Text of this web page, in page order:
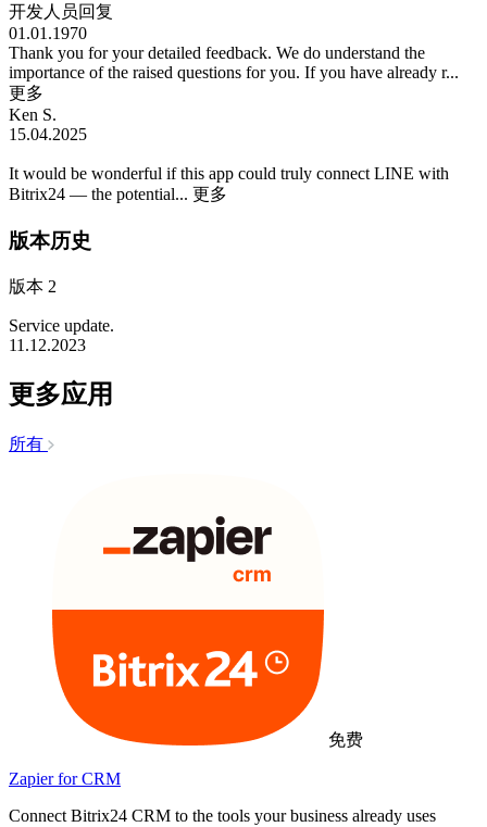
开发人员回复
01.01.1970
Thank you for your detailed feedback. We do understand the
importance of the raised questions for you. If you have already r...
更多
Ken S.
15.04.2025
It would be wonderful if this app could truly connect LINE with
Bitrix24 — the potential... 更多
版本历史
版本 2
Service update.
11.12.2023
更多应用
所有
免费
Zapier for CRM
Connect Bitrix24 CRM to the tools your business already uses